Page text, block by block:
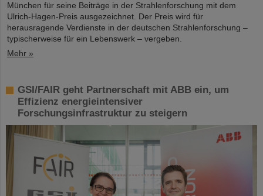
München für seine Beiträge in der Strahlenforschung mit dem
Ulrich-Hagen-Preis ausgezeichnet. Der Preis wird für
herausragende Verdienste in der deutschen Strahlenforschung –
typischerweise für ein Lebenswerk – vergeben.
Mehr »
GSI/FAIR geht Partnerschaft mit ABB ein, um
Effizienz energieintensiver
Forschungsinfrastruktur zu steigern